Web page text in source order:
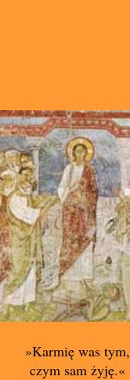
»Karmię was tym,
czym sam żyję.«